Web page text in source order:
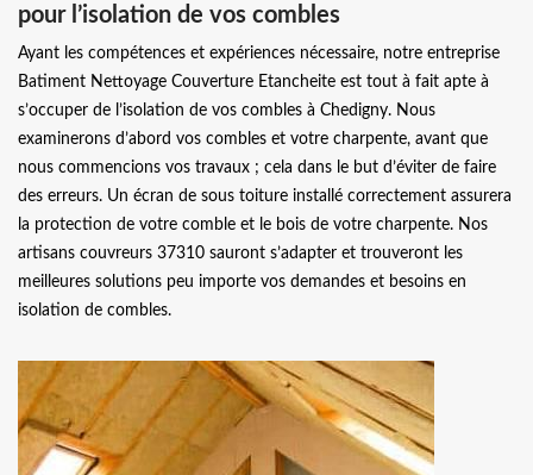
pour l’isolation de vos combles
Ayant les compétences et expériences nécessaire, notre entreprise
Batiment Nettoyage Couverture Etancheite est tout à fait apte à
s’occuper de l’isolation de vos combles à Chedigny. Nous
examinerons d’abord vos combles et votre charpente, avant que
nous commencions vos travaux ; cela dans le but d’éviter de faire
des erreurs. Un écran de sous toiture installé correctement assurera
la protection de votre comble et le bois de votre charpente. Nos
artisans couvreurs 37310 sauront s’adapter et trouveront les
meilleures solutions peu importe vos demandes et besoins en
isolation de combles.